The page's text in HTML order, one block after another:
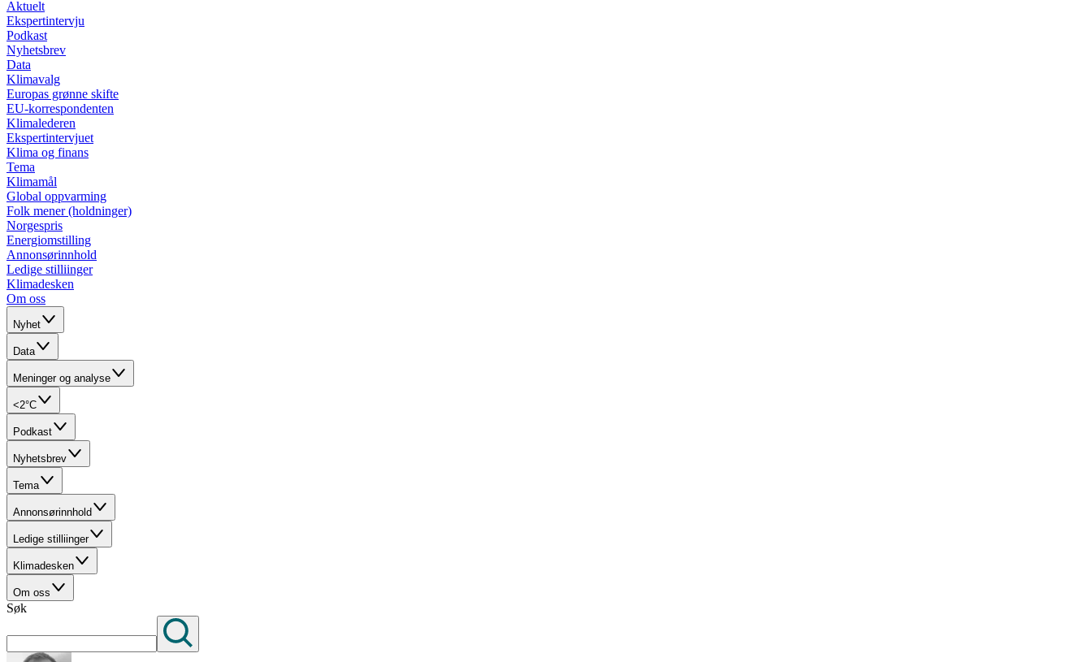
Aktuelt
Ekspertintervju
Podkast
Nyhetsbrev
Data
Klimavalg
Europas grønne skifte
EU-korrespondenten
Klimalederen
Ekspertintervjuet
Klima og finans
Tema
Klimamål
Global oppvarming
Folk mener (holdninger)
Norgespris
Energiomstilling
Annonsørinnhold
Ledige stilliinger
Klimadesken
Om oss
Nyhet
Data
Meninger og analyse
<2°C
Podkast
Nyhetsbrev
Tema
Annonsørinnhold
Ledige stilliinger
Klimadesken
Om oss
Søk